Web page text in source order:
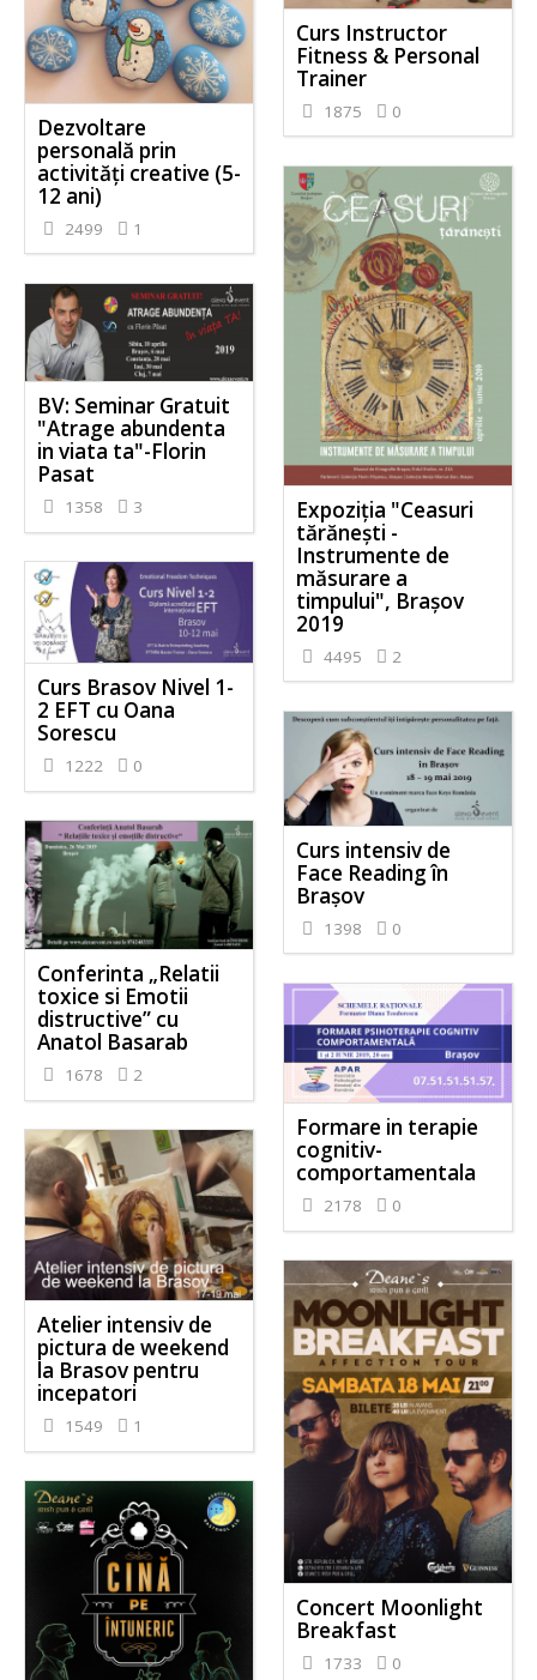
Dezvoltare
personală prin
activităţi creative (5-
12 ani)
2499 1
Curs Instructor
Fitness & Personal
Trainer
1875 0
Expoziția "Ceasuri
tărănești -
Instrumente de
măsurare a
timpului", Brașov
2019
4495 2
BV: Seminar Gratuit
"Atrage abundenta
in viata ta"-Florin
Pasat
1358 3
Curs Brasov Nivel 1-
2 EFT cu Oana
Sorescu
1222 0
Curs intensiv de
Face Reading în
Braşov
1398 0
Conferinta „Relatii
toxice si Emotii
distructive” cu
Anatol Basarab
1678 2
Formare in terapie
cognitiv-
comportamentala
2178 0
Atelier intensiv de
pictura de weekend
la Brasov pentru
incepatori
1549 1
Concert Moonlight
Breakfast
1733 0